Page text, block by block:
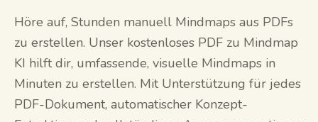
Höre auf, Stunden manuell Mindmaps aus PDFs
zu erstellen. Unser kostenloses PDF zu Mindmap
KI hilft dir, umfassende, visuelle Mindmaps in
Minuten zu erstellen. Mit Unterstützung für jedes
PDF-Dokument, automatischer Konzept-